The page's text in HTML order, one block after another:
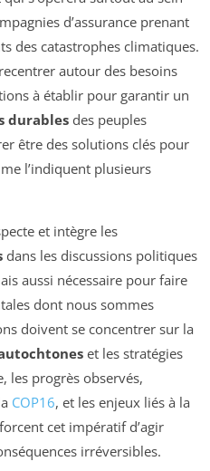
d’assurance prenant
des catastrophes climatiques.
autour des besoins
à établir pour garantir un
durables des peuples
être des solutions clés pour
l’indiquent plusieurs
et intègre les
dans les discussions politiques
aussi nécessaire pour faire
dont nous sommes
doivent se concentrer sur la
et les stratégies
les progrès observés,
COP16, et les enjeux liés à la
cet impératif d’agir
irréversibles.